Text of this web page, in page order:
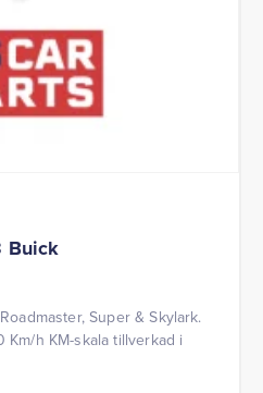
Buick
Super & Skylark.
h KM-skala tillverkad i